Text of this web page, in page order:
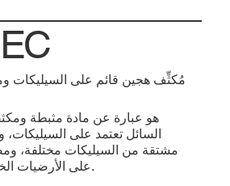
مكثف EC
مُكثِّف هجين قائم على السيليكات
هو عبارة عن مادة مثبطة
السائل تعتمد على
مشتقة من السيليكات مختلفة،
على الأرضيات الخرسانية والأسمنتية.